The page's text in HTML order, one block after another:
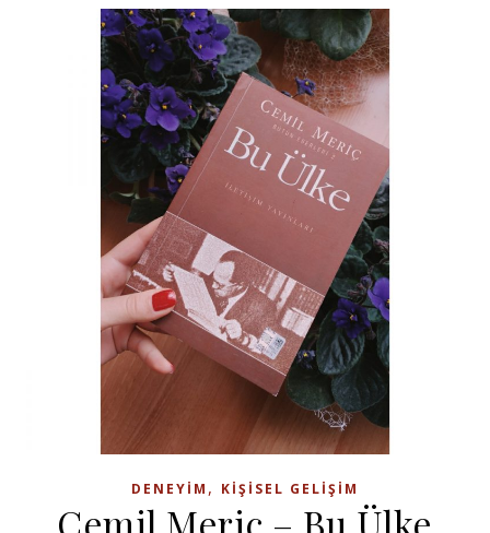
DENEYIM , KIŞISEL GELIŞIM
Cemil Meriç – Bu Ülke